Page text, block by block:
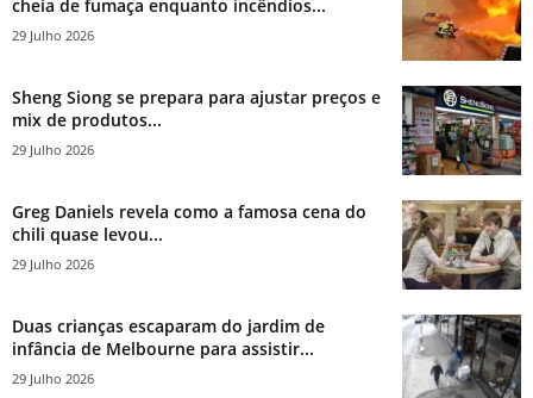
cheia de fumaça enquanto incêndios...
29 Julho 2026
Sheng Siong se prepara para ajustar preços e
mix de produtos...
29 Julho 2026
Greg Daniels revela como a famosa cena do
chili quase levou...
29 Julho 2026
Duas crianças escaparam do jardim de
infância de Melbourne para assistir...
29 Julho 2026